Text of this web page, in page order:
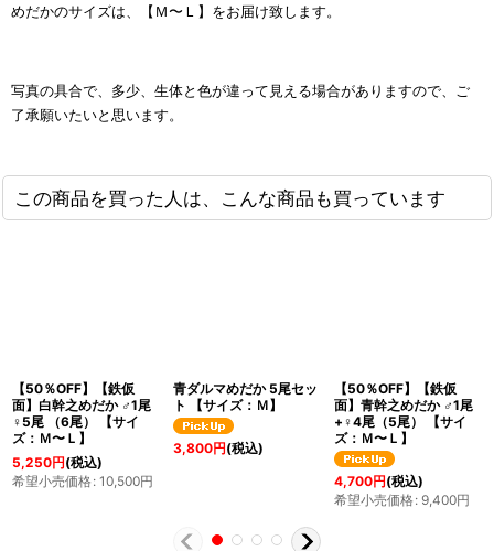
めだかのサイズは、【Ｍ〜Ｌ】をお届け致します。
写真の具合で、多少、生体と色が違って見える場合がありますので、ご
了承願いたいと思います。
この商品を買った人は、こんな商品も買っています
【50％OFF】【鉄仮
面】白幹之めだか ♂1尾
♀5尾 （6尾） 【サイ
ズ：Ｍ〜Ｌ】
5,250円(税込)
希望小売価格: 10,500円
青ダルマめだか 5尾セッ
ト 【サイズ：Ｍ】
3,800円(税込)
【50％OFF】【鉄仮
面】青幹之めだか ♂1尾
+♀4尾（5尾） 【サイ
ズ：Ｍ〜Ｌ】
4,700円(税込)
希望小売価格: 9,400円